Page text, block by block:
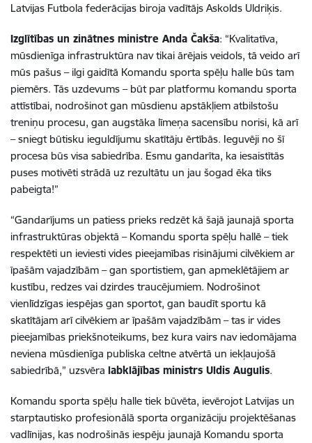
Latvijas Futbola federācijas biroja vadītājs Askolds Uldriķis.
Izglītības un zinātnes ministre Anda Čakša: “Kvalitatīva,
mūsdienīga infrastruktūra nav tikai ārējais veidols, tā veido arī
mūs pašus – ilgi gaidītā Komandu sporta spēļu halle būs tam
piemērs. Tās uzdevums – būt par platformu komandu sporta
attīstībai, nodrošinot gan mūsdienu apstākļiem atbilstošu
treniņu procesu, gan augstāka līmeņa sacensību norisi, kā arī
– sniegt būtisku ieguldījumu skatītāju ērtībās. Ieguvēji no šī
procesa būs visa sabiedrība. Esmu gandarīta, ka iesaistītās
puses motivēti strādā uz rezultātu un jau šogad ēka tiks
pabeigta!”
“Gandarījums un patiess prieks redzēt kā šajā jaunajā sporta
infrastruktūras objektā – Komandu sporta spēļu hallē – tiek
respektēti un ieviesti vides pieejamības risinājumi cilvēkiem ar
īpašām vajadzībām – gan sportistiem, gan apmeklētājiem ar
kustību, redzes vai dzirdes traucējumiem. Nodrošinot
vienlīdzīgas iespējas gan sportot, gan baudīt sportu kā
skatītājam arī cilvēkiem ar īpašām vajadzībām – tas ir vides
pieejamības priekšnoteikums, bez kura vairs nav iedomājama
neviena mūsdienīga publiska celtne atvērtā un iekļaujošā
sabiedrībā,” uzsvēra labklājības ministrs Uldis Augulis.
Komandu sporta spēļu halle tiek būvēta, ievērojot Latvijas un
starptautisko profesionālā sporta organizāciju projektēšanas
vadlīnijas, kas nodrošinās iespēju jaunajā Komandu sporta